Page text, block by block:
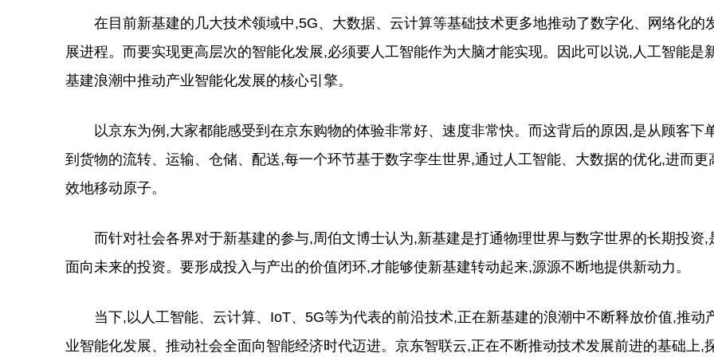
在目前新基建的几大技术领域中,5G、大数据、云计算等基础技术更多地推动了数字化、网络化的
展进程。而要实现更高层次的智能化发展,必须要人工智能作为大脑才能实现。因此可以说,人工智能是
基建浪潮中推动产业智能化发展的核心引擎。
以京东为例,大家都能感受到在京东购物的体验非常好、速度非常快。而这背后的原因,是从顾客下
到货物的流转、运输、仓储、配送,每一个环节基于数字孪生世界,通过人工智能、大数据的优化,进而更
效地移动原子。
而针对社会各界对于新基建的参与,周伯文博士认为,新基建是打通物理世界与数字世界的长期投资,
面向未来的投资。要形成投入与产出的价值闭环,才能够使新基建转动起来,源源不断地提供新动力。
当下,以人工智能、云计算、IoT、5G等为代表的前沿技术,正在新基建的浪潮中不断释放价值,推动
业智能化发展、推动社会全面向智能经济时代迈进。京东智联云,正在不断推动技术发展前进的基础上,